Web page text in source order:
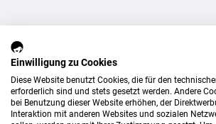
Einwilligung zu Cookies
Diese Website benutzt Cookies, die für den
erforderlich sind und stets gesetzt werden. Andere
bei Benutzung dieser Website erhöhen, der
Interaktion mit anderen Websites und sozialen